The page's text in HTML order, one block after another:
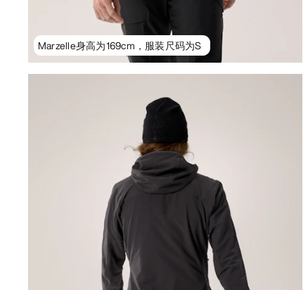
Marzelle身高为169cm，服装尺码为S